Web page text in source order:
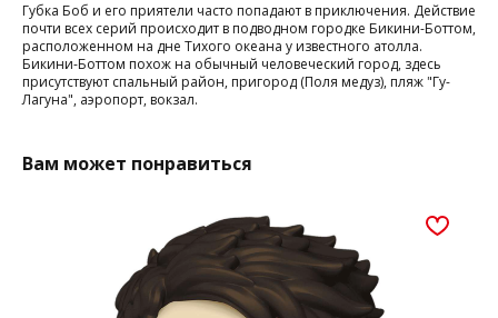
Губка Боб и его приятели часто попадают в приключения. Действие
почти всех серий происходит в подводном городке Бикини-Боттом,
расположенном на дне Тихого океана у известного атолла.
Бикини-Боттом похож на обычный человеческий город, здесь
присутствуют спальный район, пригород (Поля медуз), пляж "Гу-
Лагуна", аэропорт, вокзал.
Вам может понравиться